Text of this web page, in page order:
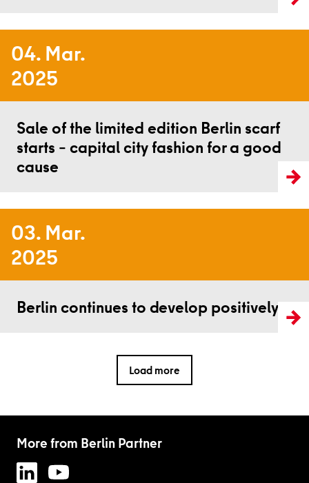
04. Mar.
2025
Sale of the limited edition Berlin scarf
starts – capital city fashion for a good
cause
03. Mar.
2025
Berlin continues to develop positively
Load more
More from Berlin Partner